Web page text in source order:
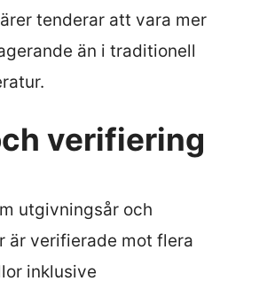
tenderar att vara mer
än i traditionell
verifiering
utgivningsår och
är verifierade mot flera
inklusive